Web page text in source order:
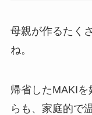
母親が作るたく
ね。
帰省したMAKI
らも、家庭的で